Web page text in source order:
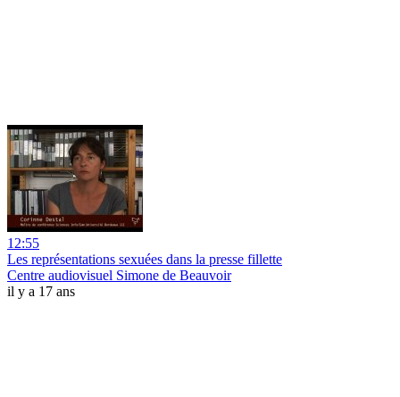
12:55
Les représentations sexuées dans la presse fillette
Centre audiovisuel Simone de Beauvoir
il y a 17 ans